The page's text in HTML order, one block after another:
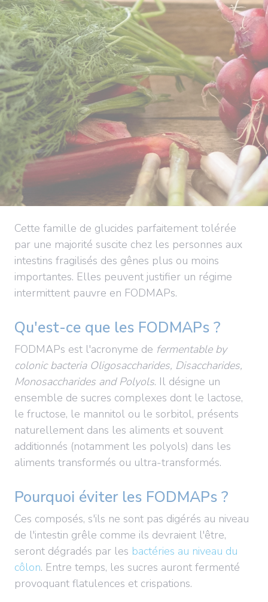
Cette famille de glucides parfaitement tolérée
par une majorité suscite chez les personnes aux
intestins fragilisés des gênes plus ou moins
importantes. Elles peuvent justifier un régime
intermittent pauvre en FODMAPs.
Qu'est-ce que les FODMAPs ?
FODMAPs est l'acronyme de fermentable by
colonic bacteria Oligosaccharides, Disaccharides,
Monosaccharides and Polyols. Il désigne un
ensemble de sucres complexes dont le lactose,
le fructose, le mannitol ou le sorbitol, présents
naturellement dans les aliments et souvent
additionnés (notamment les polyols) dans les
aliments transformés ou ultra-transformés.
Pourquoi éviter les FODMAPs ?
Ces composés, s'ils ne sont pas digérés au niveau
de l'intestin grêle comme ils devraient l'être,
seront dégradés par les bactéries au niveau du
côlon. Entre temps, les sucres auront fermenté
provoquant flatulences et crispations.